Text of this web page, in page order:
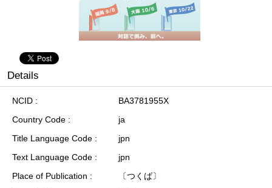
Details
NCID
BA3781955X
Country Code
ja
Title Language Code
jpn
Text Language Code
jpn
Place of Publication
〔つくば〕